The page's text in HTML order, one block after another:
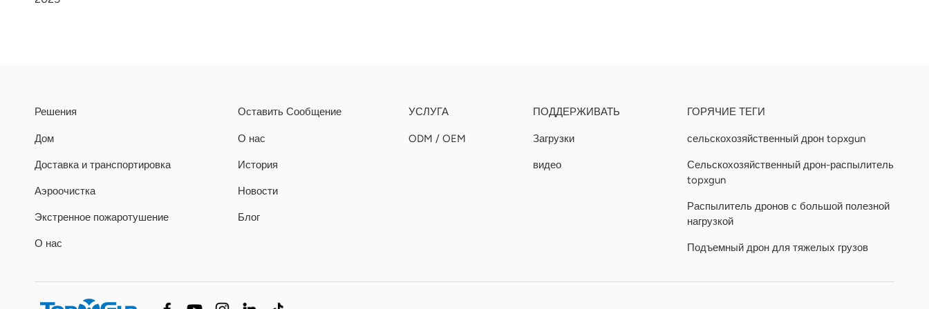
Решения
Дом
Доставка и транспортировка
Аэроочистка
Экстренное пожаротушение
О нас
Оставить Сообщение
О нас
История
Новости
Блог
УСЛУГА
ODM / OEM
ПОДДЕРЖИВАТЬ
Загрузки
видео
ГОРЯЧИЕ ТЕГИ
сельскохозяйственный дрон topxgun
Сельскохозяйственный дрон-распылитель
topxgun
Распылитель дронов с большой полезной
нагрузкой
Подъемный дрон для тяжелых грузов